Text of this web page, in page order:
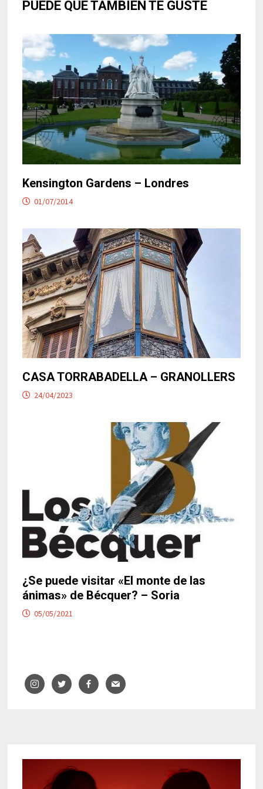
PUEDE QUE TAMBIÉN TE GUSTE
Kensington Gardens – Londres
01/07/2014
CASA TORRABADELLA – GRANOLLERS
24/04/2023
¿Se puede visitar «El monte de las
ánimas» de Bécquer? – Soria
05/05/2021